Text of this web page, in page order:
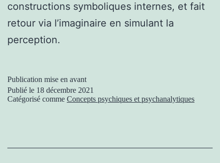
constructions symboliques internes, et fait
retour via l’imaginaire en simulant la
perception.
Publication mise en avant
Publié le 18 décembre 2021
Catégorisé comme Concepts psychiques et psychanalytiques